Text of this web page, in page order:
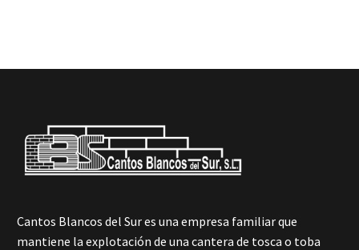
Cantos Blancos del Sur es una empresa familiar que
mantiene la explotación de una cantera de tosca o toba